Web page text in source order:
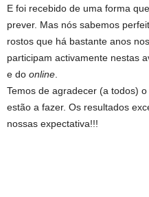
E foi recebido de uma forma
prever. Mas nós sabemos
rostos que há bastante anos
participam activamente nestas
e do online
Temos de agradecer (a todos)
estão a fazer. Os resultados
nossas expectativa!!!